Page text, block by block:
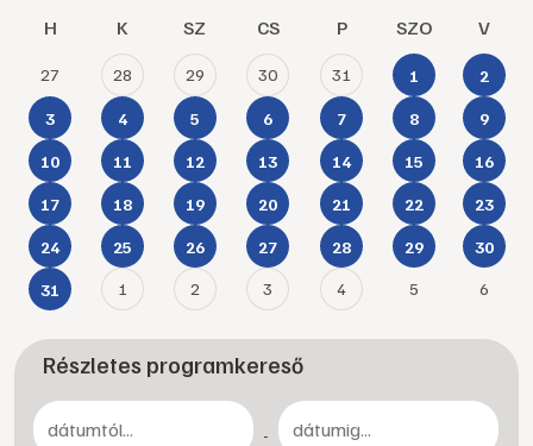
H K SZ CS P SZO V
27 28 29 30 31 1 2
3 4 5 6 7 8 9
10 11 12 13 14 15 16
17 18 19 20 21 22 23
24 25 26 27 28 29 30
31 1 2 3 4 5 6
Részletes programkereső
-